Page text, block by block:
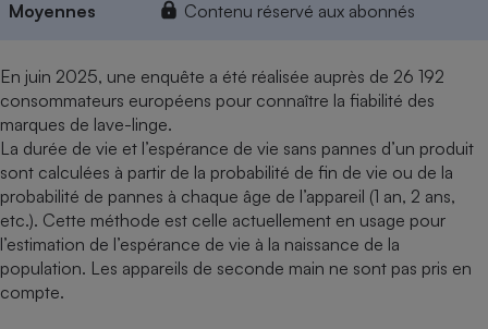
Moyennes Contenu réservé aux abonnés
En juin 2025, une enquête a été réalisée auprès de 26 192
consommateurs européens pour connaître la fiabilité des
marques de lave-linge.
La durée de vie et l’espérance de vie sans pannes d’un produit
sont calculées à partir de la probabilité de fin de vie ou de la
probabilité de pannes à chaque âge de l’appareil (1 an, 2 ans,
etc.). Cette méthode est celle actuellement en usage pour
l’estimation de l’espérance de vie à la naissance de la
population. Les appareils de seconde main ne sont pas pris en
compte.